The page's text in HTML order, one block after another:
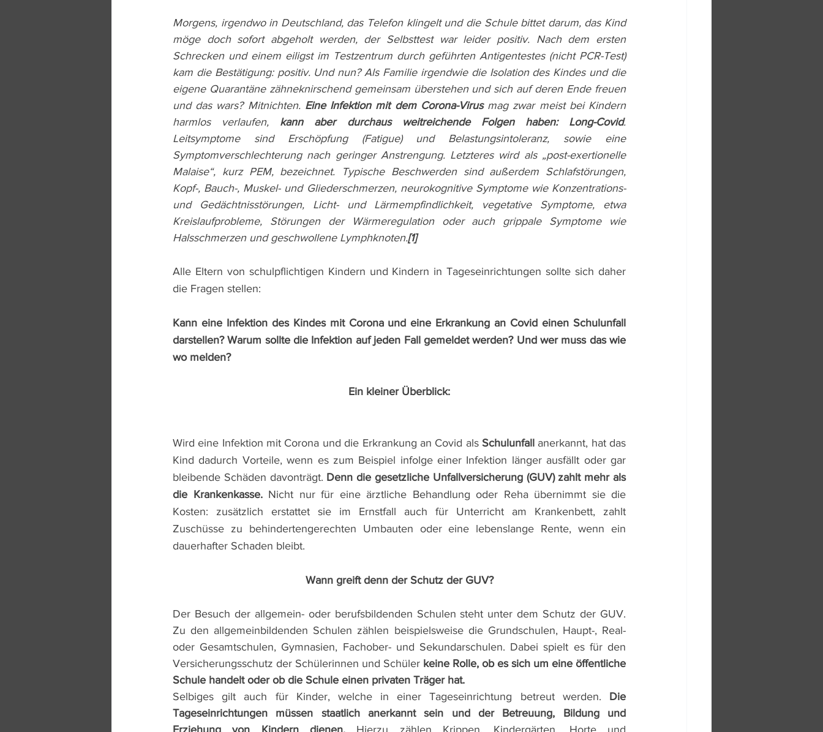
Morgens, irgendwo in Deutschland, das Telefon klingelt und die Schule bittet darum, das Kind
möge doch sofort abgeholt werden, der Selbsttest war leider positiv. Nach dem ersten
Schrecken und einem eiligst im Testzentrum durch geführten Antigentestes (nicht PCR-Test)
kam die Bestätigung: positiv. Und nun? Als Familie irgendwie die Isolation des Kindes und die
eigene Quarantäne zähneknirschend gemeinsam überstehen und sich auf deren Ende freuen
und das wars? Mitnichten. Eine Infektion mit dem Corona-Virus mag zwar meist bei Kindern
harmlos verlaufen, kann aber durchaus weitreichende Folgen haben: Long-Covid.
Leitsymptome sind Erschöpfung (Fatigue) und Belastungsintoleranz, sowie eine
Symptomverschlechterung nach geringer Anstrengung. Letzteres wird als „post-exertionelle
Malaise“, kurz PEM, bezeichnet. Typische Beschwerden sind außerdem Schlafstörungen,
Kopf-, Bauch-, Muskel- und Gliederschmerzen, neurokognitive Symptome wie Konzentrations-
und Gedächtnisstörungen, Licht- und Lärmempfindlichkeit, vegetative Symptome, etwa
Kreislaufprobleme, Störungen der Wärmeregulation oder auch grippale Symptome wie
Halsschmerzen und geschwollene Lymphknoten.[1]
Alle Eltern von schulpflichtigen Kindern und Kindern in Tageseinrichtungen sollte sich daher
die Fragen stellen:
Kann eine Infektion des Kindes mit Corona und eine Erkrankung an Covid einen Schulunfall
darstellen? Warum sollte die Infektion auf jeden Fall gemeldet werden? Und wer muss das wie
wo melden?
Ein kleiner Überblick:
Wird eine Infektion mit Corona und die Erkrankung an Covid als Schulunfall anerkannt, hat das
Kind dadurch Vorteile, wenn es zum Beispiel infolge einer Infektion länger ausfällt oder gar
bleibende Schäden davonträgt. Denn die gesetzliche Unfallversicherung (GUV) zahlt mehr als
die Krankenkasse. Nicht nur für eine ärztliche Behandlung oder Reha übernimmt sie die
Kosten: zusätzlich erstattet sie im Ernst­fall auch für Unterricht am Krankenbett, zahlt
Zuschüsse zu behindertengerechten Umbauten oder eine lebenslange Rente, wenn ein
dauerhafter Schaden bleibt.
Wann greift denn der Schutz der GUV?
Der Besuch der allgemein- oder berufsbildenden Schulen steht unter dem Schutz der GUV.
Zu den allgemeinbildenden Schulen zählen beispielsweise die Grundschulen, Haupt-, Real-
oder Gesamtschulen, Gymnasien, Fachober- und Sekundarschulen. Dabei spielt es für den
Versicherungsschutz der Schülerinnen und Schüler keine Rolle, ob es sich um eine öffentliche
Schule handelt oder ob die Schule einen privaten Träger hat.
Selbiges gilt auch für Kinder, welche in einer Tageseinrichtung betreut werden. Die
Tageseinrichtungen müssen staatlich anerkannt sein und der Betreuung, Bildung und